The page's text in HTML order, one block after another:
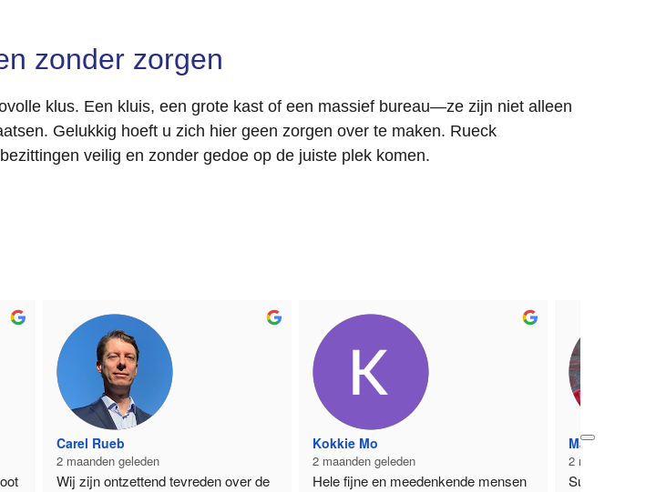
zonder zorgen
klus. Een kluis, een grote kast of een massief bureau—ze zijn niet alleen
Gelukkig hoeft u zich hier geen zorgen over te maken. Rueck
veilig en zonder gedoe op de juiste plek komen.
Carel Rueb
2 maanden geleden
Wij zijn ontzettend tevreden over de
Kokkie Mo
2 maanden geleden
Hele fijne en meedenkende mensen
Martijn Zagt
2 maanden
Super fijn